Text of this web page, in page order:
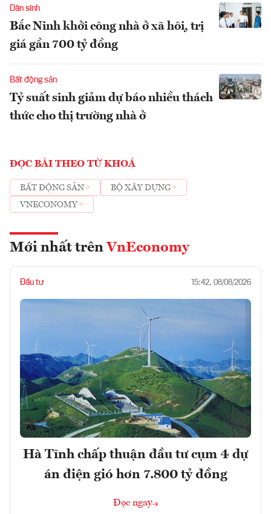
Dân sinh
Bắc Ninh khởi công nhà ở xã hội, trị
giá gần 700 tỷ đồng
Bất động sản
Tỷ suất sinh giảm dự báo nhiều thách
thức cho thị trường nhà ở
ĐỌC BÀI THEO TỪ KHOÁ
BẤT ĐỘNG SẢN
BỘ XÂY DỰNG
VNECONOMY
Mới nhất trên VnEconomy
Đầu tư 15:42, 08/08/2026
Hà Tĩnh chấp thuận đầu tư cụm 4 dự
án điện gió hơn 7.800 tỷ đồng
Đọc ngay